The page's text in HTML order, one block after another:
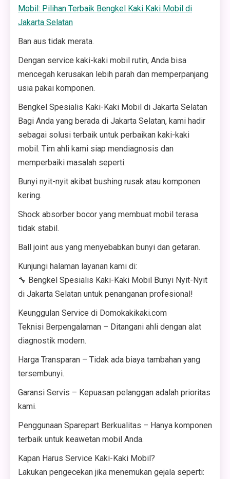
Mobil: Pilihan Terbaik Bengkel Kaki Kaki Mobil di
Jakarta Selatan
Ban aus tidak merata.
Dengan service kaki-kaki mobil rutin, Anda bisa
mencegah kerusakan lebih parah dan memperpanjang
usia pakai komponen.
Bengkel Spesialis Kaki-Kaki Mobil di Jakarta Selatan
Bagi Anda yang berada di Jakarta Selatan, kami hadir
sebagai solusi terbaik untuk perbaikan kaki-kaki
mobil. Tim ahli kami siap mendiagnosis dan
memperbaiki masalah seperti:
Bunyi nyit-nyit akibat bushing rusak atau komponen
kering.
Shock absorber bocor yang membuat mobil terasa
tidak stabil.
Ball joint aus yang menyebabkan bunyi dan getaran.
Kunjungi halaman layanan kami di:
🔧 Bengkel Spesialis Kaki-Kaki Mobil Bunyi Nyit-Nyit
di Jakarta Selatan untuk penanganan profesional!
Keunggulan Service di Domokakikaki.com
Teknisi Berpengalaman – Ditangani ahli dengan alat
diagnostik modern.
Harga Transparan – Tidak ada biaya tambahan yang
tersembunyi.
Garansi Servis – Kepuasan pelanggan adalah prioritas
kami.
Penggunaan Sparepart Berkualitas – Hanya komponen
terbaik untuk keawetan mobil Anda.
Kapan Harus Service Kaki-Kaki Mobil?
Lakukan pengecekan jika menemukan gejala seperti: